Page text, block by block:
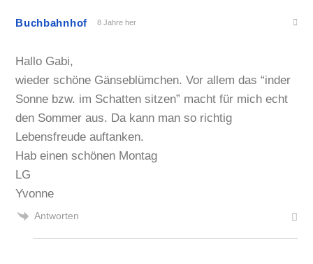
Buchbahnhof 8 Jahre her
Hallo Gabi,
wieder schöne Gänseblümchen. Vor allem das “inder
Sonne bzw. im Schatten sitzen” macht für mich echt
den Sommer aus. Da kann man so richtig
Lebensfreude auftanken.
Hab einen schönen Montag
LG
Yvonne
Antworten